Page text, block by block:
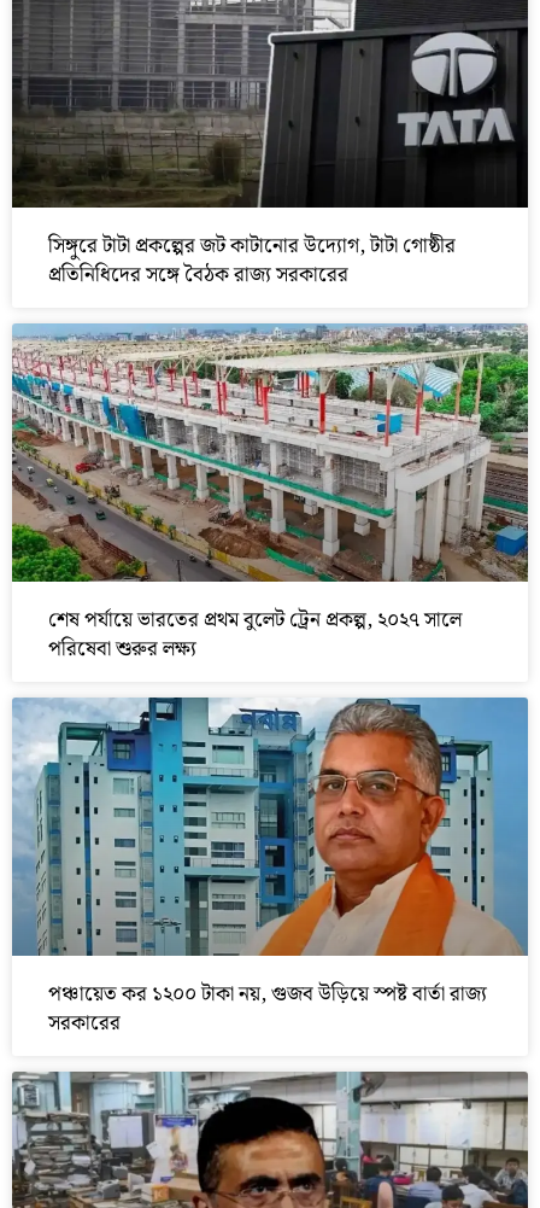
সিঙ্গুরে টাটা প্রকল্পের জট কাটানোর উদ্যোগ, টাটা গোষ্ঠীর
প্রতিনিধিদের সঙ্গে বৈঠক রাজ্য সরকারের
শেষ পর্যায়ে ভারতের প্রথম বুলেট ট্রেন প্রকল্প, ২০২৭ সালে
পরিষেবা শুরুর লক্ষ্য
পঞ্চায়েত কর ১২০০ টাকা নয়, গুজব উড়িয়ে স্পষ্ট বার্তা রাজ্য
সরকারের